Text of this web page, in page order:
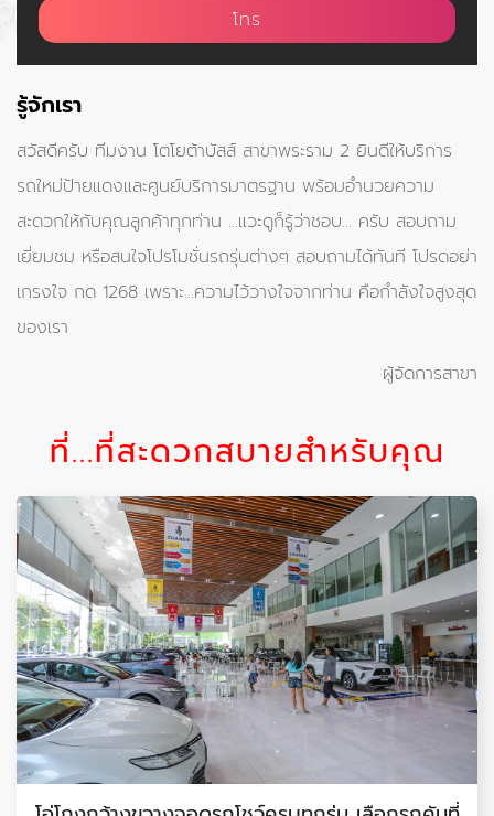
โทร
รู้จักเรา
สวัสดีครับ ทีมงาน โตโยต้าบัสส์ สาขาพระราม 2 ยินดีให้บริการ
รถใหม่ป้ายแดงและศูนย์บริการมาตรฐาน พร้อมอำนวยความ
สะดวกให้กับคุณลูกค้าทุกท่าน ...แวะดูก็รู้ว่าชอบ... ครับ สอบถาม
เยี่ยมชม หรือสนใจโปรโมชั่นรถรุ่นต่างๆ สอบถามได้ทันที โปรดอย่า
เกรงใจ กด 1268 เพราะ...ความไว้วางใจจากท่าน คือกำลังใจสูงสุด
ของเรา
ผู้จัดการสาขา
ที่...ที่สะดวกสบายสำหรับคุณ